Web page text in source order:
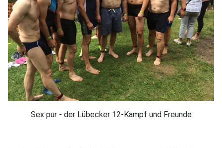
Sex pur - der Lübecker 12-Kampf und Freunde